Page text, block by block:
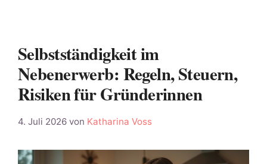
Selbstständigkeit im
Nebenerwerb: Regeln, Steuern,
Risiken für Gründerinnen
4. Juli 2026 von Katharina Voss